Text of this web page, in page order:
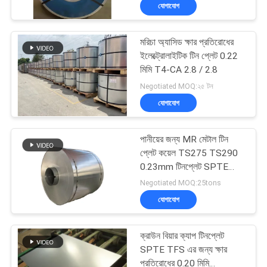
মান
নিয়ন্ত্রণ
যোগাযোগ
করুন
উদ্ধৃতির
জন্য
যোগাযোগ
মরিচা অ্যাসিড ক্ষার প্রতিরোধের
ইলেক্ট্রোলাইটিক টিন প্লেট 0.22
মিমি T4-CA 2.8 / 2.8
Negotiated MOQ:২৫ টন
যোগাযোগ
পানীয়ের জন্য MR মেটাল টিন
প্লেট কয়েল TS275 TS290
0.23mm টিনপ্লেট SPTE
TFS
Negotiated MOQ:25tons
যোগাযোগ
ক্রাউন বিয়ার ক্যাপ টিনপ্লেট
SPTE TFS এর জন্য ক্ষার
প্রতিরোধের 0.20 মিমি